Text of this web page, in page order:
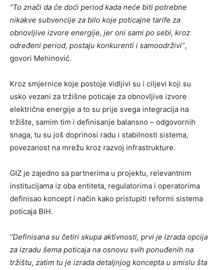
“To znači da će doći period kada neće biti potrebne
nikakve subvencije za bilo koje poticajne tarife za
obnovljive izvore energije, jer oni sami po sebi, kroz
određeni period, postaju konkurenti i samoodrživi”,
govori Mehinović.
Kroz smjernice koje postoje vidljivi su i ciljevi koji su
usko vezani za tržišne poticaje za obnovljive izvore
električne energije a to su prije svega integracija na
tržište, samim tim i definisanje balansno – odgovornih
snaga, tu su još doprinosi radu i stabilnosti sistema,
povezanost na mrežu kroz razvoj infrastrukture.
GIZ je zajedno sa partnerima u projektu, relevantnim
institucijama iz oba entiteta, regulatorima i operatorima
definisao koncept i način kako pristupiti reformi sistema
poticaja BiH.
“Definisana su četiri skupa aktivnosti, prvi je izrada opcija
za izradu šema poticaja na osnovu svih ponuđenih na
tržištu, zatim tu je izrada detaljnjog koncepta u smislu šta